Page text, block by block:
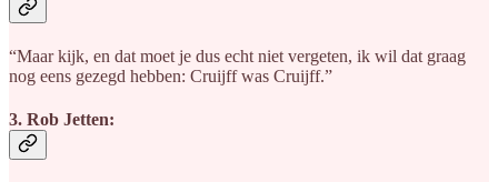
“Maar kijk, en dat moet je dus echt niet vergeten, ik wil dat graag
nog eens gezegd hebben: Cruijff was Cruijff.”
3. Rob Jetten: